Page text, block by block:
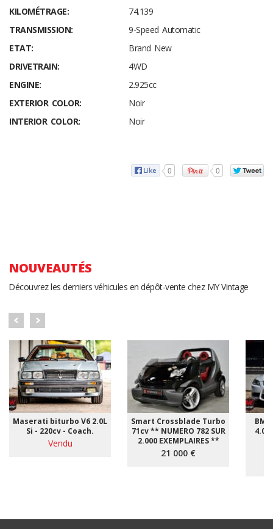
KILOMÉTRAGE:
74.139
TRANSMISSION:
9-Speed Automatic
ETAT:
Brand New
DRIVETRAIN:
4WD
ENGINE:
2.925cc
EXTERIOR COLOR:
Noir
INTERIOR COLOR:
Noir
0 0
NOUVEAUTÉS
Découvrez les derniers véhicules en dépôt-vente chez MY Vintage
Maserati biturbo V6 2.0L
Si - 220cv - Coach.
Vendu
Smart Crossblade Turbo
71cv ** NUMERO 782 SUR
2.000 EXEMPLAIRES **
21 000 €
4.0i